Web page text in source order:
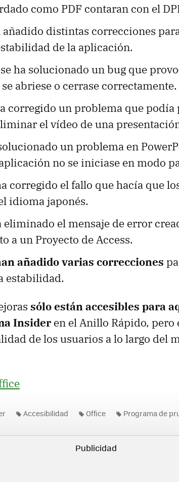
como PDF contaran con el
añadido distintas correcciones
de la aplicación.
se ha solucionado un bug que
abriese o cerrase correctamente.
corregido un problema que
el vídeo de una
un problema en
no se iniciase en modo
corregido el fallo que hacía que
idioma japonés.
eliminado el mensaje de error
a un Proyecto de Access.
añadido varias correcciones
estabilidad.
sólo están accesibles para
Insider en el Anillo Rápido, pero
de los usuarios a lo largo del
Accesibilidad Office Programa de